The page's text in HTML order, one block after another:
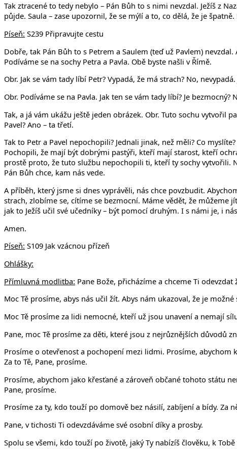
Tak ztracené to tedy nebylo – Pán Bůh to s nimi nevzdal. Ježíš z
půjde. Saula – zase upozornil, že se mýlí a to, co dělá, že je
Píseň: S239 Připravujte cestu
Dobře, tak Pán Bůh to s Petrem a Saulem (teď už Pavlem)
Podíváme se na sochy Petra a Pavla. Obě byste našli v Římě.
Obr. Jak se vám tady líbí Petr? Vypadá, že má strach? No,
Obr. Podíváme se na Pavla. Jak ten se vám tady líbí? Je
Tak, a já vám ukážu ještě jeden obrázek. Obr. Tuto sochu vytvořil
Pavel? Ano – ta třetí.
Tak to Petr a Pavel nepochopili? Jednali jinak, než měli? Co
Pochopili, že mají být dobrými pastýři, kteří mají starost, kteří
prostě proto, že tuto službu nepochopili ti, kteří ty sochy vytvořili.
Pán Bůh chce, kam nás vede.
A příběh, který jsme si dnes vyprávěli, nás chce povzbudit.
strach, zlobíme se, cítíme se bezmocní. Máme vědět, že můžeme
jak to Ježíš učil své učedníky – být pomocí druhým. I s námi je, i
Amen.
Píseň: S109 Jak vzácnou přízeň
Ohlášky:
Přímluvná modlitba: Pane Bože, přicházíme a chceme Ti
Moc Tě prosíme, abys nás učil žít. Abys nám ukazoval, že je
Moc Tě prosíme za lidi nemocné, kteří už jsou unavení a nemají
Pane, moc Tě prosíme za děti, které jsou z nejrůznějších důvodů
Prosíme o otevřenost a pochopení mezi lidmi. Prosíme, abychom
Za to Tě, Pane, prosíme.
Prosíme, abychom jako křesťané a zároveň občané tohoto státu
Pane, prosíme.
Prosíme za ty, kdo touží po domově bez násilí, zabíjení a bídy. Za
Pane, v tichosti Ti odevzdáváme své osobní díky a prosby.
Spolu se všemi, kdo touží po životě, jaký Ty nabízíš člověku, k